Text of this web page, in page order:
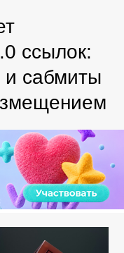
ссылок:
и сабмиты